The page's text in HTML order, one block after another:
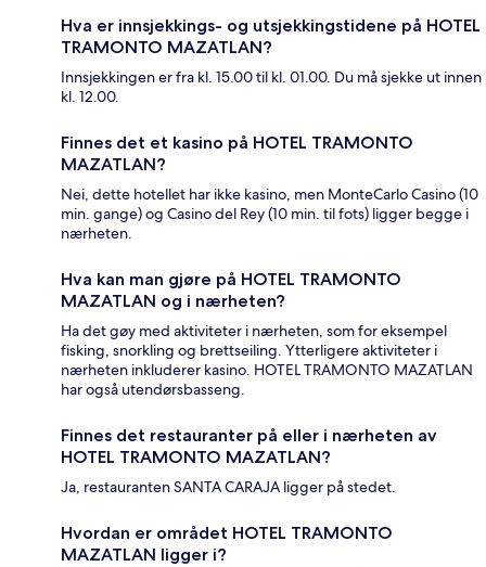
Hva er innsjekkings- og utsjekkingstidene på HOTEL
TRAMONTO MAZATLAN?
Innsjekkingen er fra kl. 15.00 til kl. 01.00. Du må sjekke ut innen
kl. 12.00.
Finnes det et kasino på HOTEL TRAMONTO
MAZATLAN?
Nei, dette hotellet har ikke kasino, men MonteCarlo Casino (10
min. gange) og Casino del Rey (10 min. til fots) ligger begge i
nærheten.
Hva kan man gjøre på HOTEL TRAMONTO
MAZATLAN og i nærheten?
Ha det gøy med aktiviteter i nærheten, som for eksempel
fisking, snorkling og brettseiling. Ytterligere aktiviteter i
nærheten inkluderer kasino. HOTEL TRAMONTO MAZATLAN
har også utendørsbasseng.
Finnes det restauranter på eller i nærheten av
HOTEL TRAMONTO MAZATLAN?
Ja, restauranten SANTA CARAJA ligger på stedet.
Hvordan er området HOTEL TRAMONTO
MAZATLAN ligger i?